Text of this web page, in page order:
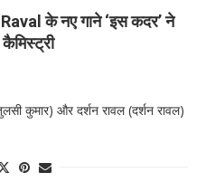
के नए गाने ‘इस कदर’ ने
कुमार) और दर्शन रावल (दर्शन रावल)